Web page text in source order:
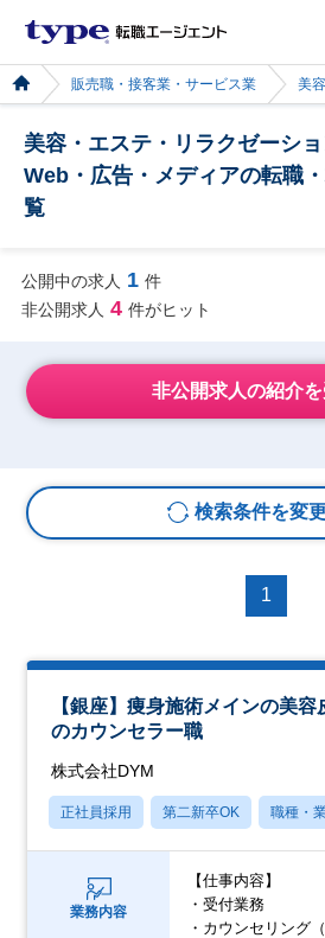
販売職・接客業・サービス業 美
美容・エステ・リラクゼーシ
Web・広告・メディアの転職
覧
公開中の求人 1 件
非公開求人 4 件がヒット
非公開求人の紹介
検索条件を変
1
【銀座】痩身施術メインの美
のカウンセラー職
株式会社DYM
正社員採用 第二新卒OK 職種・
業務内容
【仕事内容】
・受付業務
・カウンセリング